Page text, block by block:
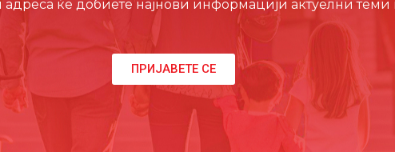
ќе добиете најнови информацији актуелни теми
ПРИЈАВЕТЕ СЕ